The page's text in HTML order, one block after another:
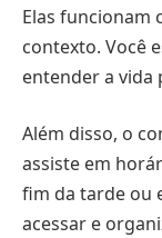
Elas funcionam
contexto. Você
entender a vida
Além disso, o
assiste em
fim da tarde ou
acessar e